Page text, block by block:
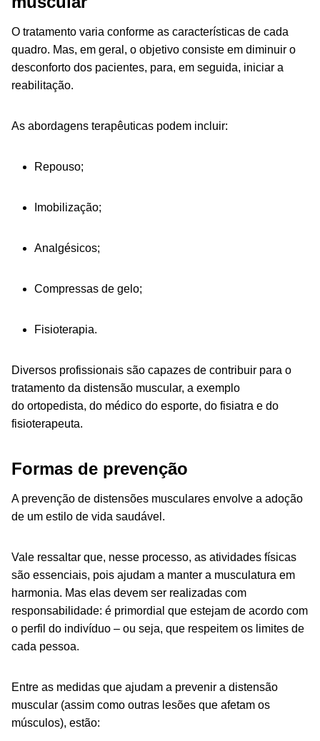
O tratamento varia conforme as características de cada
quadro. Mas, em geral, o objetivo consiste em diminuir o
desconforto dos pacientes, para, em seguida, iniciar a
reabilitação.
As abordagens terapêuticas podem incluir:
Repouso;
Imobilização;
Analgésicos;
Compressas de gelo;
Fisioterapia.
Diversos profissionais são capazes de contribuir para o
tratamento da distensão muscular, a exemplo
do ortopedista, do médico do esporte, do fisiatra e do
fisioterapeuta.
Formas de prevenção
A prevenção de distensões musculares envolve a adoção
de um estilo de vida saudável.
Vale ressaltar que, nesse processo, as atividades físicas
são essenciais, pois ajudam a manter a musculatura em
harmonia. Mas elas devem ser realizadas com
responsabilidade: é primordial que estejam de acordo com
o perfil do indivíduo – ou seja, que respeitem os limites de
cada pessoa.
Entre as medidas que ajudam a prevenir a distensão
muscular (assim como outras lesões que afetam os
músculos), estão: